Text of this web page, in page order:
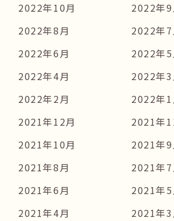
2022年10月
2022年9
2022年8月
2022年7
2022年6月
2022年5
2022年4月
2022年3
2022年2月
2022年1
2021年12月
2021年
2021年10月
2021年9
2021年8月
2021年7
2021年6月
2021年5
2021年4月
2021年3